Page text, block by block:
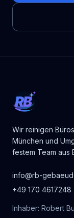
RB
Wir reinigen
München und
festem Team aus
info@rb-
+49 170 4617248
Inhaber: Robert